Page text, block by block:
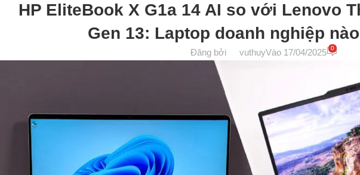
HP EliteBook X G1a 14 AI so với Lenovo
Gen 13: Laptop doanh nghiệp
Đăng bởi vuthuyVào 17/04/2025 0